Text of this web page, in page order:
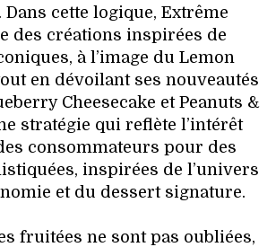
cette logique, Extrême
des créations inspirées de
à l’image du Lemon
en dévoilant ses nouveautés
Cheesecake et Peanuts &
stratégie qui reflète l’intérêt
consommateurs pour des
inspirées de l’univers
et du dessert signature.
fruitées ne sont pas oubliées,